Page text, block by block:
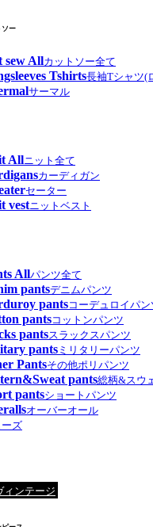
ソー
sew Allカットソー全て
Tshirts長袖Tシャツ(
サーマル
Allニット全て
カーディガン
セーター
vestニットベスト
Allパンツ全て
pantsデニムパンツ
pantsコーデュロイパン
pantsコットンパンツ
pantsスラックスパンツ
pants ミリタリーパンツ
Pantsその他ポリパンツ
pants総柄&スウ
pantsショートパンツ
オーバーオール
ズ
ィンテージ